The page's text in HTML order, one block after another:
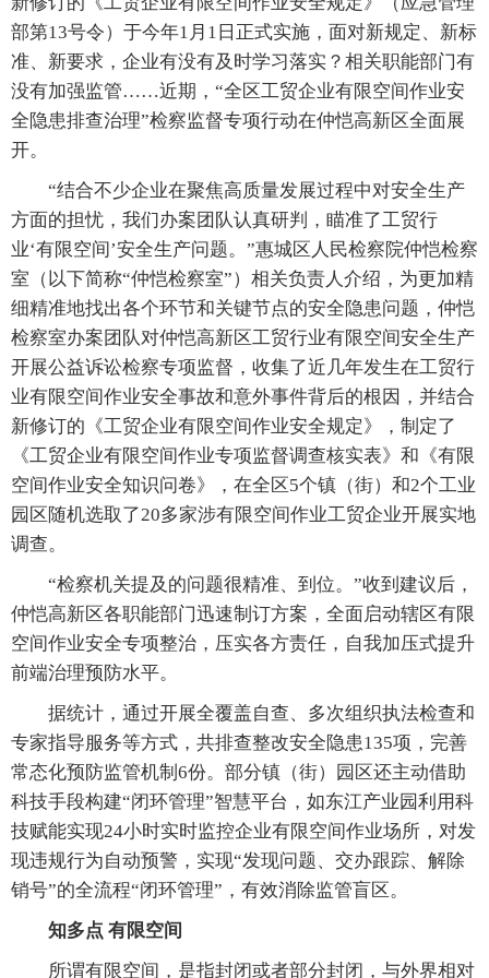
部第13号令）于今年1月1日正式实施，面对新规定、新标
准、新要求，企业有没有及时学习落实？相关职能部门有
没有加强监管……近期，“全区工贸企业有限空间作业安
全隐患排查治理”检察监督专项行动在仲恺高新区全面展
开。
“结合不少企业在聚焦高质量发展过程中对安全生产
方面的担忧，我们办案团队认真研判，瞄准了工贸行
业‘有限空间’安全生产问题。”惠城区人民检察院仲恺检察
室（以下简称“仲恺检察室”）相关负责人介绍，为更加精
细精准地找出各个环节和关键节点的安全隐患问题，仲恺
检察室办案团队对仲恺高新区工贸行业有限空间安全生产
开展公益诉讼检察专项监督，收集了近几年发生在工贸行
业有限空间作业安全事故和意外事件背后的根因，并结合
新修订的《工贸企业有限空间作业安全规定》，制定了
《工贸企业有限空间作业专项监督调查核实表》和《有限
空间作业安全知识问卷》，在全区5个镇（街）和2个工业
园区随机选取了20多家涉有限空间作业工贸企业开展实地
调查。
“检察机关提及的问题很精准、到位。”收到建议后，
仲恺高新区各职能部门迅速制订方案，全面启动辖区有限
空间作业安全专项整治，压实各方责任，自我加压式提升
前端治理预防水平。
据统计，通过开展全覆盖自查、多次组织执法检查和
专家指导服务等方式，共排查整改安全隐患135项，完善
常态化预防监管机制6份。部分镇（街）园区还主动借助
科技手段构建“闭环管理”智慧平台，如东江产业园利用科
技赋能实现24小时实时监控企业有限空间作业场所，对发
现违规行为自动预警，实现“发现问题、交办跟踪、解除
销号”的全流程“闭环管理”，有效消除监管盲区。
知多点 有限空间
所谓有限空间，是指封闭或者部分封闭，与外界相对